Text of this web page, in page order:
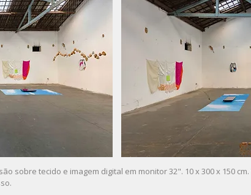
sobre tecido e imagem digital em monitor 32". 10 x 300 x 150